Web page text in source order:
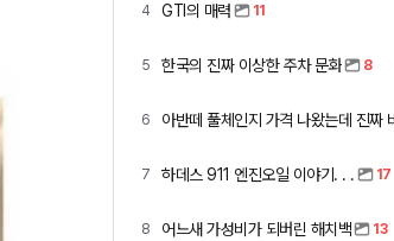
4 GTI의 매력 11
5 한국의 진짜 이상한 주차 문화 8
6
7 하데스 911 엔진오일 이야기. . . 17
8 어느새 가성비가 되버린 해치백 13